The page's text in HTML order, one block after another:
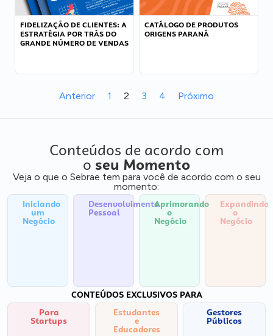
FIDELIZAÇÃO DE CLIENTES: A
ESTRATÉGIA POR TRÁS DO
GRANDE NÚMERO DE VENDAS
CATÁLOGO DE PRODUTOS
ORIGENS PARANÁ
Anterior 1 2 3 4 Próximo
Conteúdos de acordo com
o seu Momento
Veja o que o Sebrae tem para você de acordo com o seu
momento:
Iniciando
um
Negócio
Desenvolvimento
Pessoal
Aprimorando
o
Negócio
Expandindo
o
Negócio
CONTEÚDOS EXCLUSIVOS PARA
Para
Startups
Estudantes
e
Educadores
Gestores
Públicos